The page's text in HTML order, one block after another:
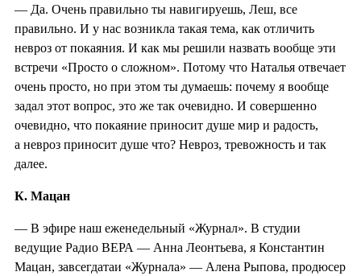
— Да. Очень правильно ты навигируешь, Леш, все
правильно. И у нас возникла такая тема, как отличить
невроз от покаяния. И как мы решили назвать вообще эти
встречи «Просто о сложном». Потому что Наталья отвечает
очень просто, но при этом ты думаешь: почему я вообще
задал этот вопрос, это же так очевидно. И совершенно
очевидно, что покаяние приносит душе мир и радость,
а невроз приносит душе что? Невроз, тревожность и так
далее.
К. Мацан
— В эфире наш еженедельный «Журнал». В студии
ведущие Радио ВЕРА — Анна Леонтьева, я Константин
Мацан, завсегдатаи «Журнала» — Алена Рыпова, продюсер